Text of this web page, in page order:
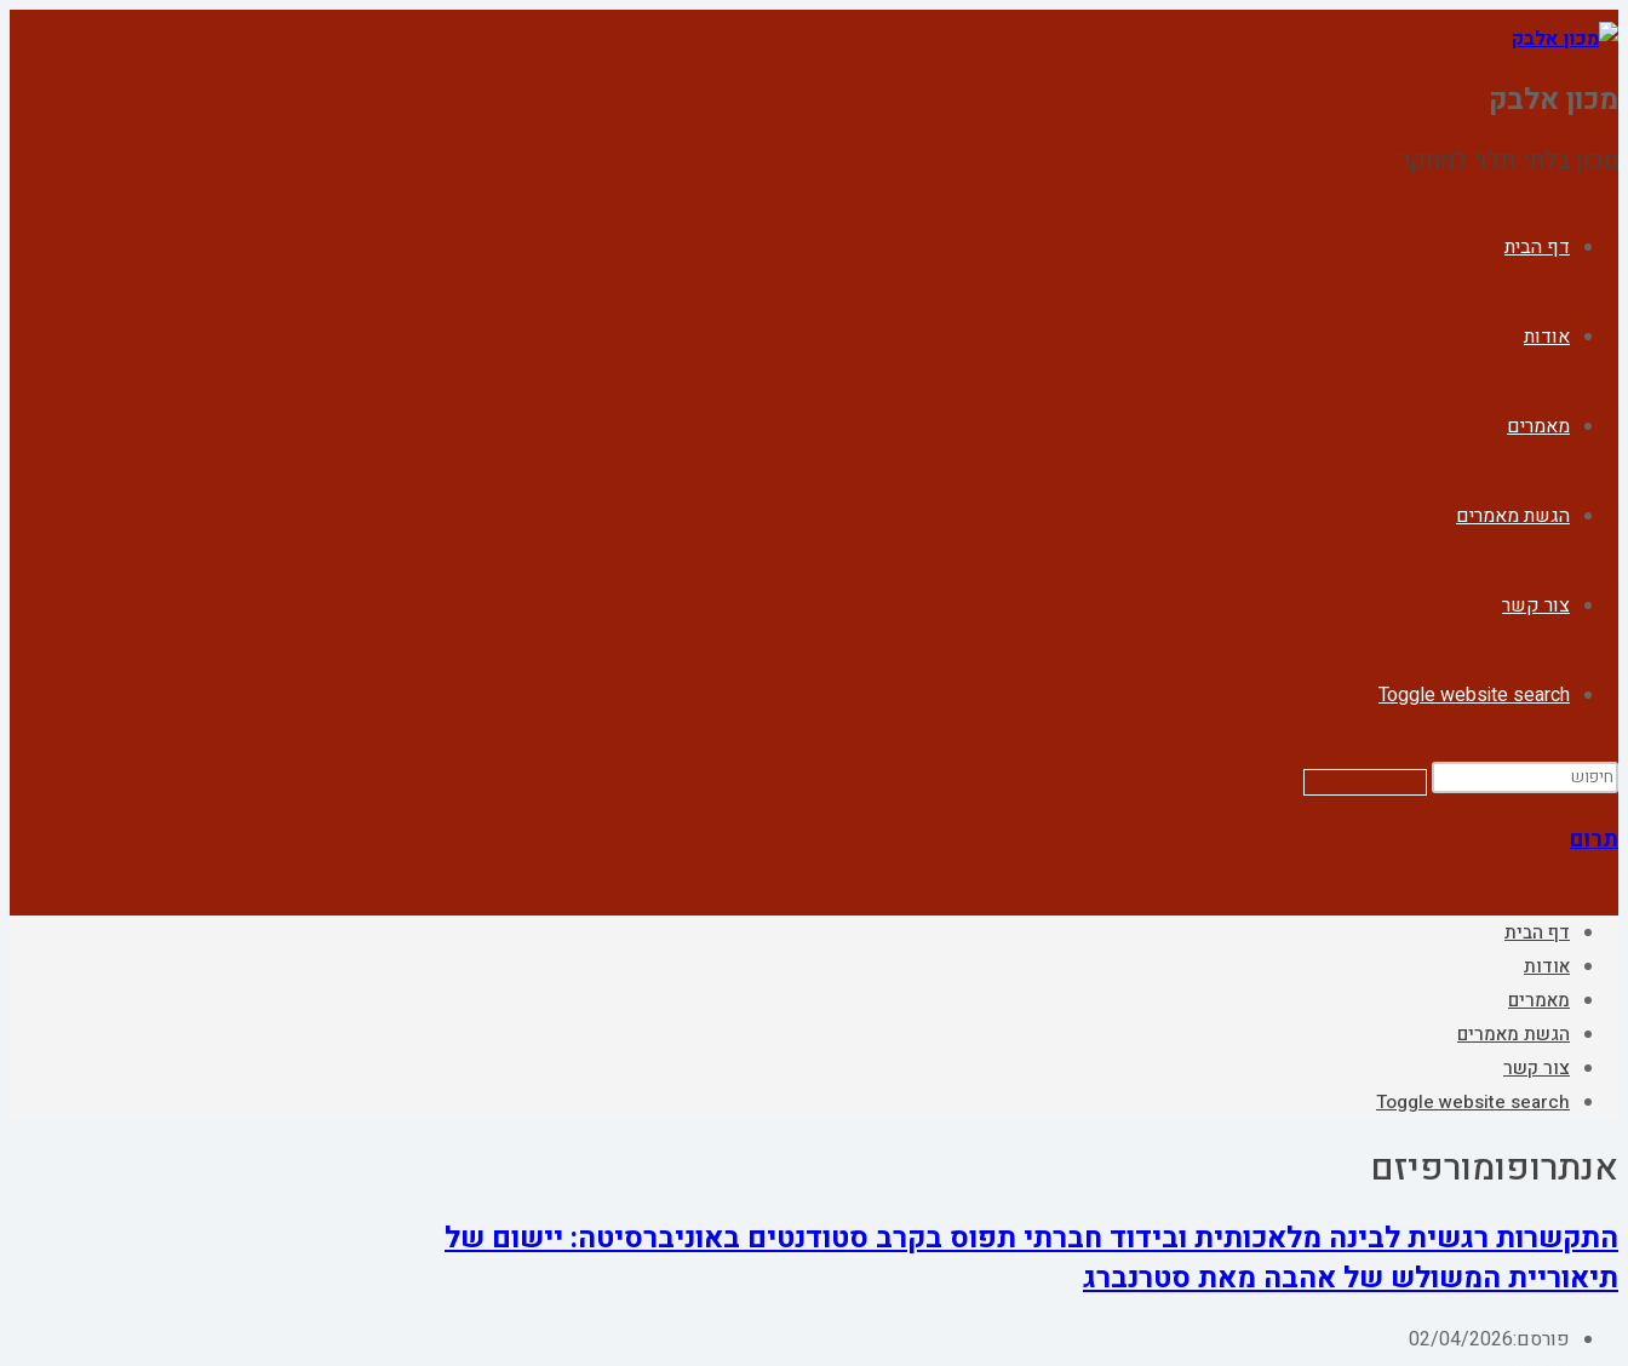
מכון אלבק
מכון בלתי תלוי למחקר
דף הבית
אודות
מאמרים
הגשת מאמרים
צור קשר
Toggle website search
תרום
דף הבית
אודות
מאמרים
הגשת מאמרים
צור קשר
Toggle website search
אנתרופומורפיזם
התקשרות רגשית לבינה מלאכותית ובידוד חברתי תפוס בקרב סטודנטים באוניברסיטה: יישום של
תיאוריית המשולש של אהבה מאת סטרנברג
פורסם:02/04/2026